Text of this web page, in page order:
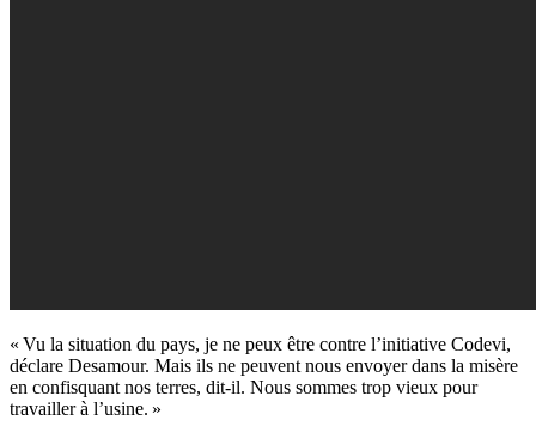
« Vu la situation du pays, je ne peux être contre l’initiative Codevi,
déclare Desamour. Mais ils ne peuvent nous envoyer dans la misère
en confisquant nos terres, dit-il. Nous sommes trop vieux pour
travailler à l’usine. »